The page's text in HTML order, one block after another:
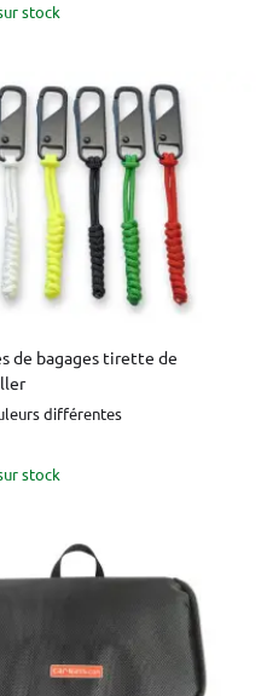
stock
de bagages tirette de
différentes
stock